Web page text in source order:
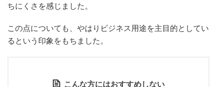
ちにくさを感じました。
この点についても、やはりビジネス用途を主目的としてい
るという印象をもちました。
こんな方にはおすすめしない